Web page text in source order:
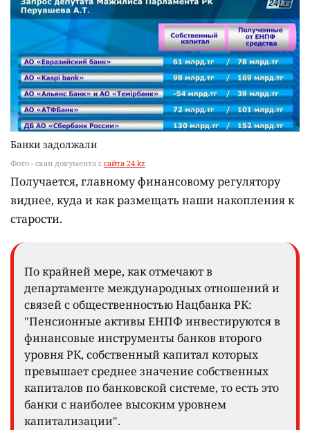
Фото - скан документа с сайта 24.kz
Банки задолжали
Получается, главному финансовому регулятору
виднее, куда и как размещать наши накопления к
старости.
По крайней мере, как отмечают в
департаменте международных отношений и
связей с общественностью Нацбанка РК:
"Пенсионные активы ЕНПФ инвестируются в
финансовые инструменты банков второго
уровня РК, собственный капитал которых
превышает среднее значение собственных
капиталов по банковской системе, то есть это
банки с наиболее высоким уровнем
капитализации".